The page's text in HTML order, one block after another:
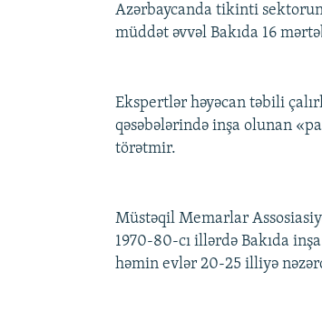
Azərbaycanda tikinti
müddət əvvəl Bakıda 16
Ekspertlər həyəcan təbili
qəsəbələrində inşa olunan
törətmir.
Müstəqil Memarlar
1970-80-cı illərdə Bakıda
həmin evlər 20-25 illiyə